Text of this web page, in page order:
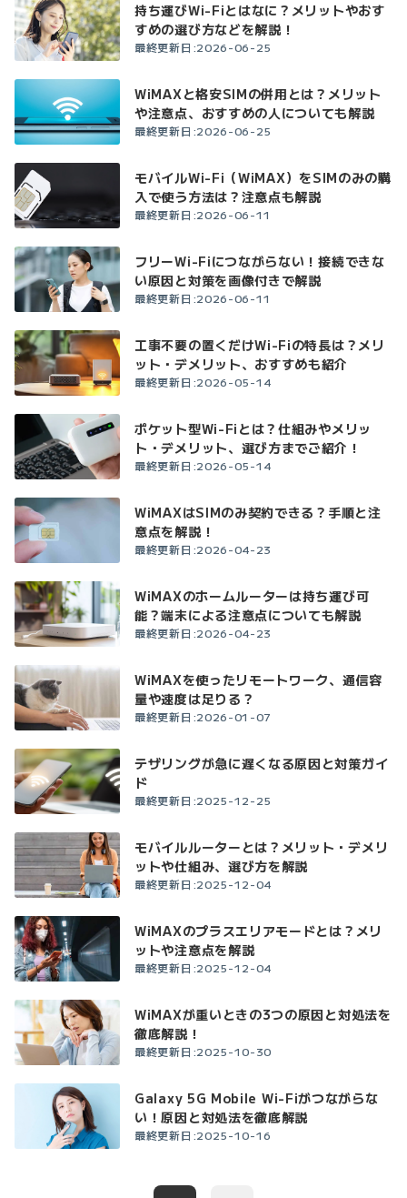
持ち運びWi-Fiとはなに？メリットやおす
すめの選び方などを解説！
最終更新日:2026-06-25
WiMAXと格安SIMの併用とは？メリット
や注意点、おすすめの人についても解説
最終更新日:2026-06-25
モバイルWi-Fi（WiMAX）をSIMのみの購
入で使う方法は？注意点も解説
最終更新日:2026-06-11
フリーWi-Fiにつながらない！接続できな
い原因と対策を画像付きで解説
最終更新日:2026-06-11
工事不要の置くだけWi-Fiの特長は？メリ
ット・デメリット、おすすめも紹介
最終更新日:2026-05-14
ポケット型Wi-Fiとは？仕組みやメリッ
ト・デメリット、選び方までご紹介！
最終更新日:2026-05-14
WiMAXはSIMのみ契約できる？手順と注
意点を解説！
最終更新日:2026-04-23
WiMAXのホームルーターは持ち運び可
能？端末による注意点についても解説
最終更新日:2026-04-23
WiMAXを使ったリモートワーク、通信容
量や速度は足りる？
最終更新日:2026-01-07
テザリングが急に遅くなる原因と対策ガイ
ド
最終更新日:2025-12-25
モバイルルーターとは？メリット・デメリ
ットや仕組み、選び方を解説
最終更新日:2025-12-04
WiMAXのプラスエリアモードとは？メリ
ットや注意点を解説
最終更新日:2025-12-04
WiMAXが重いときの3つの原因と対処法を
徹底解説！
最終更新日:2025-10-30
Galaxy 5G Mobile Wi-Fiがつながらな
い！原因と対処法を徹底解説
最終更新日:2025-10-16